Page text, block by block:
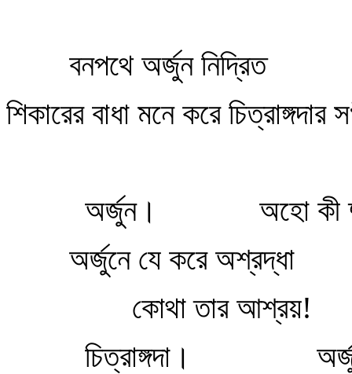
বনপথে অর্জুন নিদ্রিত
শিকারের বাধা মনে করে
অর্জুন।
অহো কী
অর্জুনে যে করে অশ্রদ্ধা
কোথা তার আশ্রয়!
চিত্রাঙ্গদা।